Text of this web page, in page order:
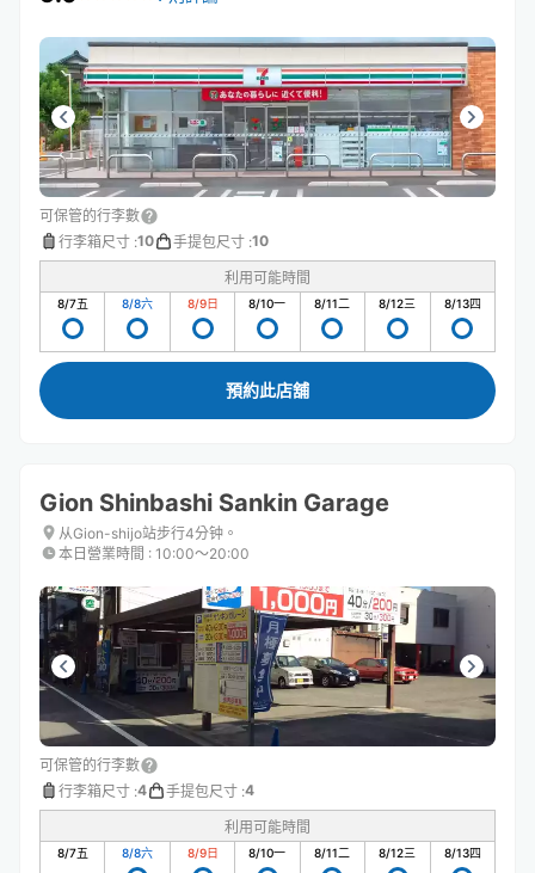
可保管的行李數
行李箱尺寸 :10 手提包尺寸 :10
利用可能時間
8/7五 8/8六 8/9日 8/10一 8/11二 8/12三 8/13四
預約此店舖
Gion Shinbashi Sankin Garage
从Gion-shijo站步行4分钟。
本日營業時間 : 10:00〜20:00
可保管的行李數
行李箱尺寸 :4 手提包尺寸 :4
利用可能時間
8/7五 8/8六 8/9日 8/10一 8/11二 8/12三 8/13四